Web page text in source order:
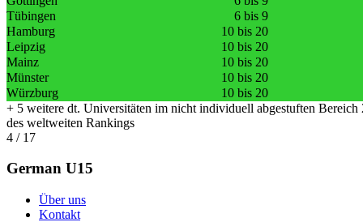
Tübingen
6 bis 9
Hamburg
10 bis 20
Leipzig
10 bis 20
Mainz
10 bis 20
Münster
10 bis 20
Würzburg
10 bis 20
+ 5 weitere dt. Universitäten im nicht individuell abgestuften Bereich
des weltweiten Rankings
4 / 17
German U15
Über uns
Kontakt